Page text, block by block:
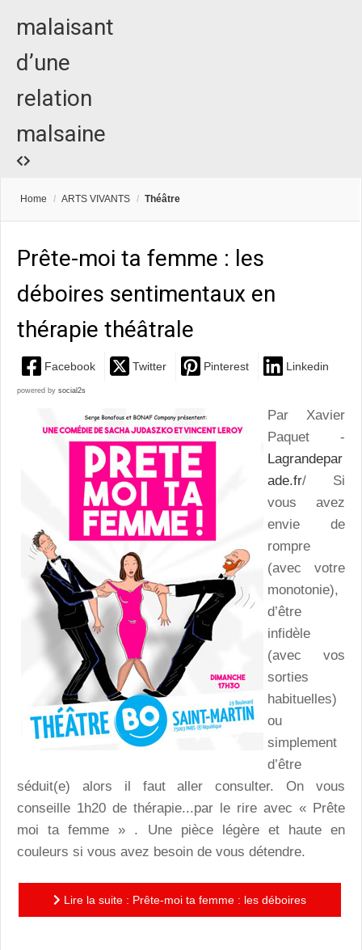
malaisant
d’une
relation
malsaine
Home / ARTS VIVANTS / Théâtre
Prête-moi ta femme : les
déboires sentimentaux en
thérapie théâtrale
Facebook Twitter Pinterest Linkedin
powered by social2s
Par Xavier
Paquet -
Lagrandepar
ade.fr/ Si
vous avez
envie de
rompre
(avec votre
monotonie),
d’être
infidèle
(avec vos
sorties
habituelles)
ou
simplement
d’être
séduit(e) alors il faut aller consulter. On vous
conseille 1h20 de thérapie...par le rire avec « Prête
moi ta femme » . Une pièce légère et haute en
couleurs si vous avez besoin de vous détendre.
Lire la suite : Prête-moi ta femme : les déboires